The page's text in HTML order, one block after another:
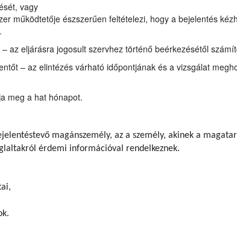
vagy
működtetője észszerűen feltételezi, hogy a bejelentés
az eljárásra jogosult szervhez történő beérkezésétől
– az elintézés várható időpontjának és a vizsgálat
meg a hat hónapot.
magánszemély, az a személy, akinek a
érdemi információval rendelkeznek.